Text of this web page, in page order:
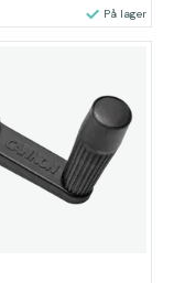
På lager